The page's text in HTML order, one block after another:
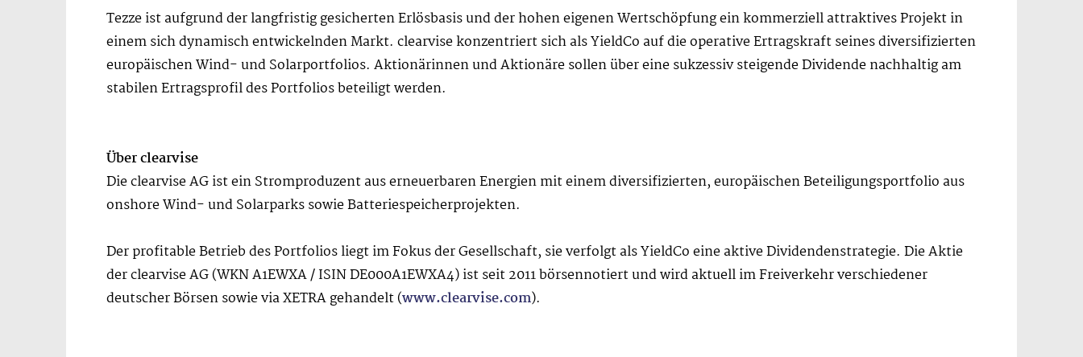
Tezze ist aufgrund der langfristig gesicherten Erlösbasis und der hohen eigenen Wertschöpfung ein kommerziell attraktives Projekt in
einem sich dynamisch entwickelnden Markt. clearvise konzentriert sich als YieldCo auf die operative Ertragskraft seines diversifizierten
europäischen Wind- und Solarportfolios. Aktionärinnen und Aktionäre sollen über eine sukzessiv steigende Dividende nachhaltig am
stabilen Ertragsprofil des Portfolios beteiligt werden.
Über clearvise
Die clearvise AG ist ein Stromproduzent aus erneuerbaren Energien mit einem diversifizierten, europäischen Beteiligungsportfolio aus
onshore Wind- und Solarparks sowie Batteriespeicherprojekten.
Der profitable Betrieb des Portfolios liegt im Fokus der Gesellschaft, sie verfolgt als YieldCo eine aktive Dividendenstrategie. Die Aktie
der clearvise AG (WKN A1EWXA / ISIN DE000A1EWXA4) ist seit 2011 börsennotiert und wird aktuell im Freiverkehr verschiedener
deutscher Börsen sowie via XETRA gehandelt (www.clearvise.com).